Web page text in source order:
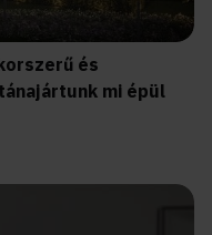
és
mi épül